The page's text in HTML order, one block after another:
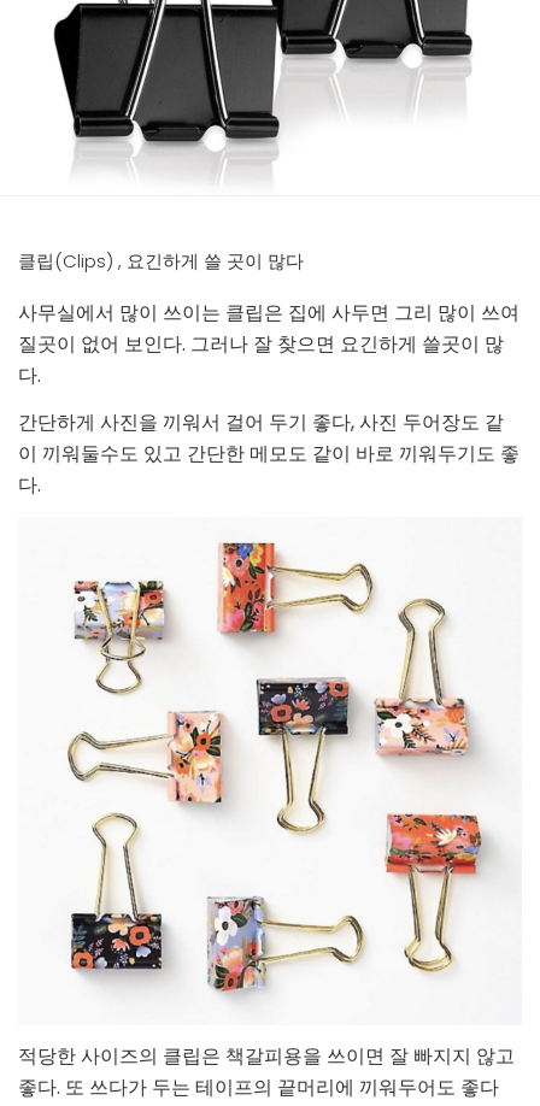
클립(Clips) , 요긴하게 쓸 곳이 많다
사무실에서 많이 쓰이는 클립은 집에 사두면 그리 많이 쓰여
질곳이 없어 보인다. 그러나 잘 찾으면 요긴하게 쓸곳이 많
다.
간단하게 사진을 끼워서 걸어 두기 좋다, 사진 두어장도 같
이 끼워둘수도 있고 간단한 메모도 같이 바로 끼워두기도 좋
다.
적당한 사이즈의 클립은 책갈피용을 쓰이면 잘 빠지지 않고
좋다. 또 쓰다가 두는 테이프의 끝머리에 끼워두어도 좋다